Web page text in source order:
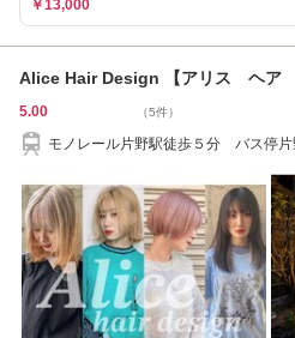
￥13,000
Alice Hair Design 【アリス ヘア
5.00 （5件）
モノレール片野駅徒歩５分 バス停片